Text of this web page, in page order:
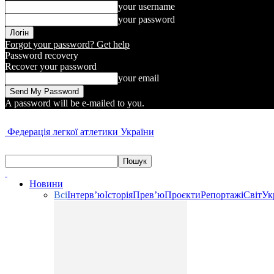
your username
your password
Forgot your password? Get help
Password recovery
Recover your password
your email
A password will be e-mailed to you.
Федерація легкої атлетики України
Новини
ВсіІнтерв’юІсторіяПрев’юПроєктиРепортажіСвіт